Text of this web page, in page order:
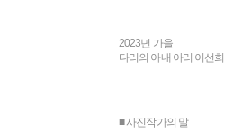
2023년 가을
다리의 아내 아리 이선희
■ 사진작가의 말